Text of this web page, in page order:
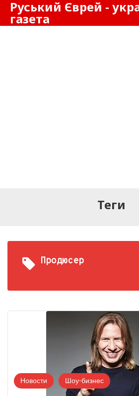
Руський Єврей -
газета
Теги
Продюсер
Новости Шоу-бизнес